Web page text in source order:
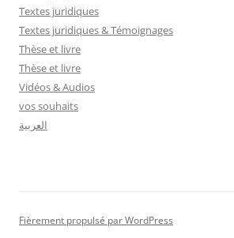
Textes juridiques
Textes juridiques & Témoignages
Thèse et livre
Thèse et livre
Vidéos & Audios
vos souhaits
العربية
Fièrement propulsé par WordPress